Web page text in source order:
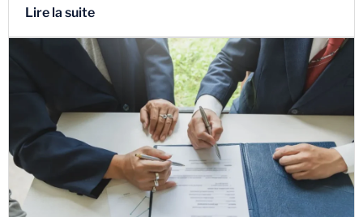
Lire la suite